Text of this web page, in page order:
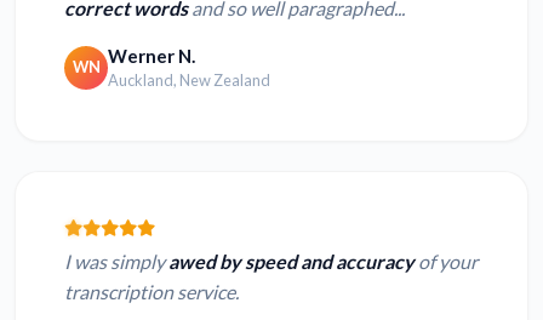
correct wordsand so well paragraphed...
WN Werner N.
Auckland, New Zealand
I was simplyawed by speed and accuracyof your
transcription service.